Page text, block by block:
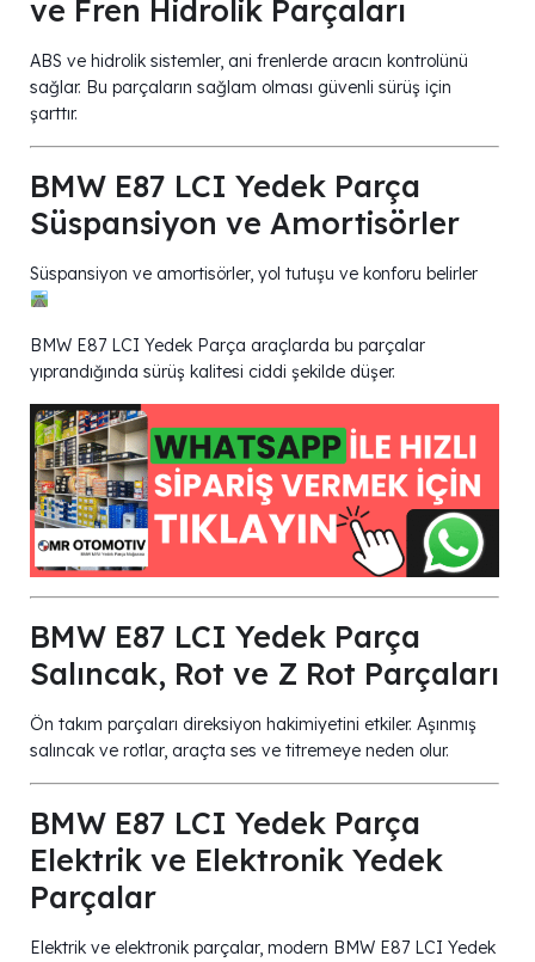
ve Fren Hidrolik Parçaları
ABS ve hidrolik sistemler, ani frenlerde aracın kontrolünü
sağlar. Bu parçaların sağlam olması güvenli sürüş için
şarttır.
BMW E87 LCI Yedek Parça
Süspansiyon ve Amortisörler
Süspansiyon ve amortisörler, yol tutuşu ve konforu belirler
BMW E87 LCI Yedek Parça araçlarda bu parçalar
yıprandığında sürüş kalitesi ciddi şekilde düşer.
BMW E87 LCI Yedek Parça
Salıncak, Rot ve Z Rot Parçaları
Ön takım parçaları direksiyon hakimiyetini etkiler. Aşınmış
salıncak ve rotlar, araçta ses ve titremeye neden olur.
BMW E87 LCI Yedek Parça
Elektrik ve Elektronik Yedek
Parçalar
Elektrik ve elektronik parçalar, modern BMW E87 LCI Yedek